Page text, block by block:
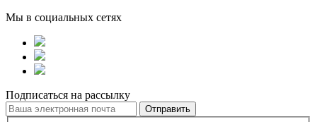
Мы в социальных сетях
Подписаться на рассылку
Отправить